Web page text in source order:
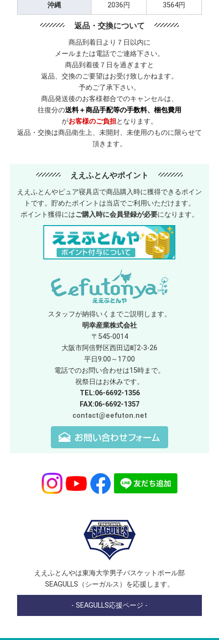
沖縄 2036円 3564円
返品・交換について
商品到着日より７日以内に
メールまたは電話でご連絡下さい。
商品到着後７日を過ぎますと
返品、交換のご要望はお受け致しかねます。
予めご了承下さい。
商品発送後のお客様都合でのキャンセルは、
往復分の送料＋商品手配等の手数料、梱包費用
がお客様のご負担となります。
返品・交換は商品衛生上、未開封、未使用のものに限らせて
頂きます。
ええふとんやポイント
ええふとんやピュア寝具店で商品購入時に獲得できるポイン
トです。貯めたポイントは当店でご利用いただけます。
ポイント獲得にはご購入時に会員登録が必要になります。
スタッフが納得いくまでご説明します。
明幸産業株式会社
〒545-0014
大阪市阿倍野区西田辺町2-3-26
平日9:00～17:00
電話でのお問い合わせは15時まで。
祝祭日はお休みです。
TEL:06-6692-1356
FAX:06-6692-1357
contact@eefuton.net
ええふとんやは東海大学男子バスケットボール部
SEAGULLS（シーガルス）を応援します。
- SEAGULLS応援ページ -